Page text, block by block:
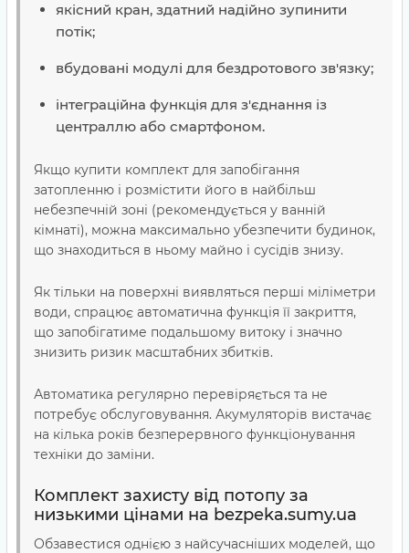
якісний кран, здатний надійно зупинити
потік;
вбудовані модулі для бездротового зв'язку;
інтеграційна функція для з'єднання із
централлю або смартфоном.
Якщо купити комплект для запобігання
затопленню і розмістити його в найбільш
небезпечній зоні (рекомендується у ванній
кімнаті), можна максимально убезпечити будинок,
що знаходиться в ньому майно і сусідів знизу.
Як тільки на поверхні виявляться перші міліметри
води, спрацює автоматична функція її закриття,
що запобігатиме подальшому витоку і значно
знизить ризик масштабних збитків.
Автоматика регулярно перевіряється та не
потребує обслуговування. Акумуляторів вистачає
на кілька років безперервного функціонування
техніки до заміни.
Комплект захисту від потопу за
низькими цінами на bezpeka.sumy.ua
Обзавестися однією з найсучасніших моделей, що